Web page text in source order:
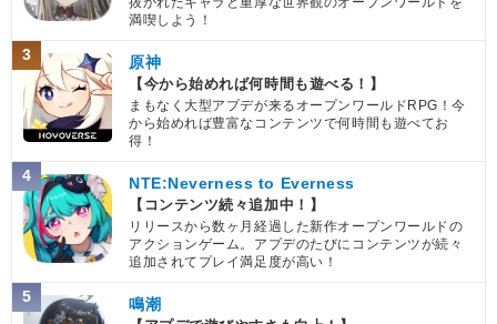
満喫しよう！
3 原神
【今から始めれば何時間も遊べる！】
まもなく大型アプデが来るオープンワールドRPG！今
から始めれば豊富なコンテンツで何時間も遊べてお
得！
4 NTE:Neverness to Everness
【コンテンツ続々追加中！】
リリースから数ヶ月経過した新作オープンワールドの
アクションゲーム。アプデのたびにコンテンツが続々
追加されてプレイ満足度が高い！
5 鳴潮